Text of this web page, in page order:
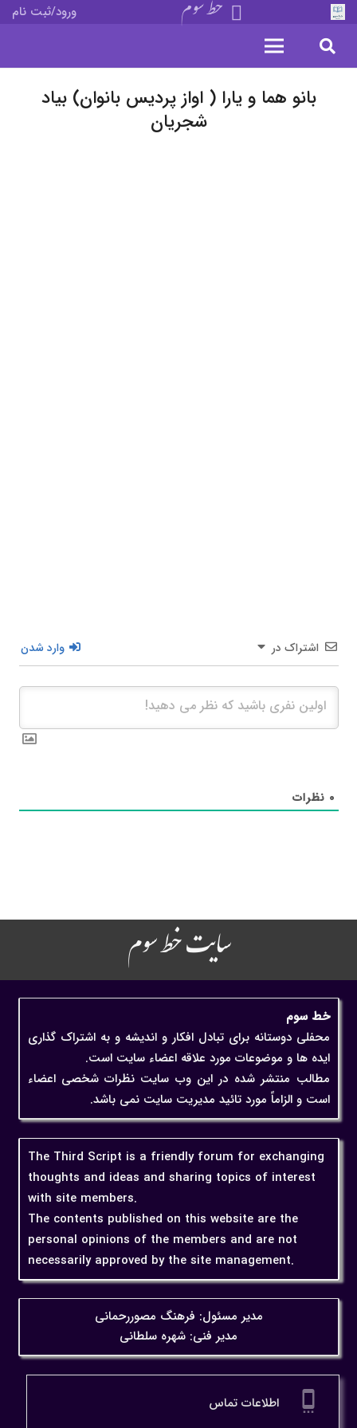
خط سوم ورود/ثبت نام
بانو هما و یارا ( اواز پردیس بانوان) بیاد
شجریان
اشتراک در وارد شدن
۰ نظرات
سایت خط سوم
خط سوم
محفلی دوستانه برای تبادل افکار و اندیشه و به اشتراک گذاری
ایده ها و موضوعات مورد علاقه اعضاء سایت است.
مطالب منتشر شده در این وب سایت نظرات شخصی اعضاء
است و الزاماً مورد تائید مدیریت سایت نمی باشد.
The Third Script is a friendly forum for exchanging
thoughts and ideas and sharing topics of interest
with site members.
The contents published on this website are the
personal opinions of the members and are not
necessarily approved by the site management.
مدیر مسئول: فرهنگ مصوررحمانی
مدیر فنی: شهره سلطانی
settings_cell اطلاعات تماس